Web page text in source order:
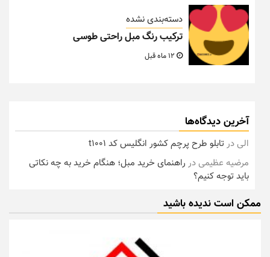
دسته‌بندی نشده
ترکیب رنگ مبل راحتی طوسی
آخرین دیدگاه‌ها
الیدرتابلو طرح پرچم کشور انگلیس کد t1001
مرضیه عظیمیدر راهنمای خرید مبل؛ هنگام خرید به چه نکاتی
باید توجه کنیم؟
ممکن است ندیده باشید